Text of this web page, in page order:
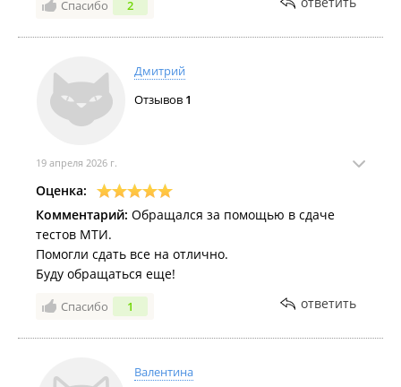
оказанную услугу.
Спасибо 2
Дмитрий
Отзывов 1
19 апреля 2026 г.
Оценка:
Комментарий: Обращался за помощью в сдаче
тестов МТИ.
Помогли сдать все на отлично.
Буду обращаться еще!
Спасибо 1 ответить
Валентина